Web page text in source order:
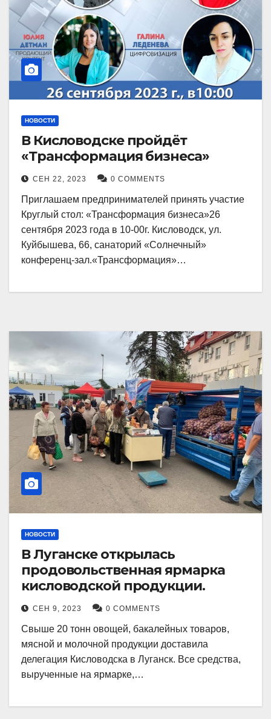
НОВОСТИ
В Кисловодске пройдёт
«Трансформация бизнеса»
СЕН 22, 2023 0 COMMENTS
Приглашаем предпринимателей принять участие
Круглый стол: «Трансформация бизнеса»26
сентября 2023 года в 10-00г. Кисловодск, ул.
Куйбышева, 66, санаторий «Солнечный»
конференц-зал.«Трансформация»…
НОВОСТИ
В Луганске открылась
продовольственная ярмарка
кисловодской продукции.
СЕН 9, 2023 0 COMMENTS
Свыше 20 тонн овощей, бакалейных товаров,
мясной и молочной продукции доставила
делегация Кисловодска в Луганск. Все средства,
вырученные на ярмарке,…